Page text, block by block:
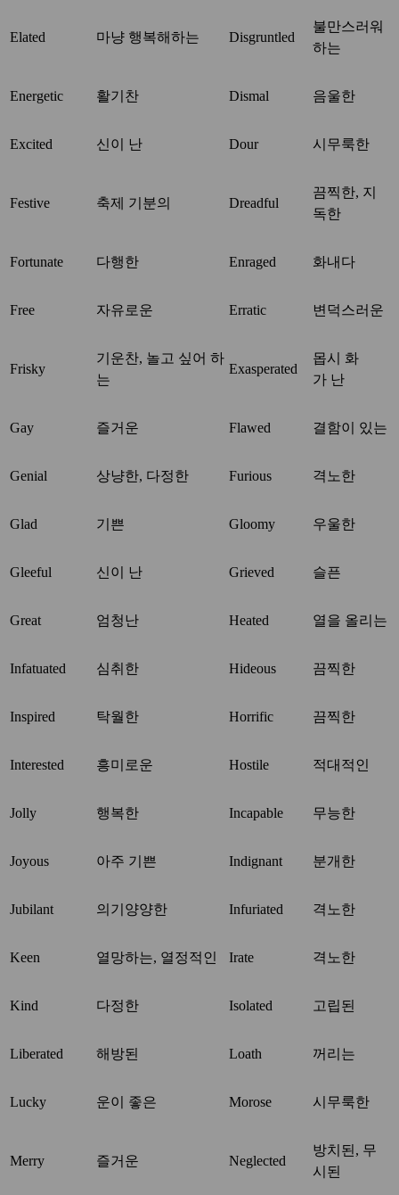
Elated 마냥 행복해하는 Disgruntled
불만스러워
하는
Energetic 활기찬 Dismal 음울한
Excited 신이 난 Dour 시무룩한
Festive 축제 기분의 Dreadful
끔찍한, 지
독한
Fortunate 다행한 Enraged 화내다
Free 자유로운 Erratic 변덕스러운
Frisky
기운찬, 놀고 싶어 하
는
Exasperated
몹시 화
가 난
Gay 즐거운 Flawed 결함이 있는
Genial 상냥한, 다정한 Furious 격노한
Glad 기쁜 Gloomy 우울한
Gleeful 신이 난 Grieved 슬픈
Great 엄청난 Heated 열을 올리는
Infatuated 심취한 Hideous 끔찍한
Inspired 탁월한 Horrific 끔찍한
Interested 흥미로운 Hostile 적대적인
Jolly 행복한 Incapable 무능한
Joyous 아주 기쁜 Indignant 분개한
Jubilant 의기양양한 Infuriated 격노한
Keen 열망하는, 열정적인 Irate 격노한
Kind 다정한 Isolated 고립된
Liberated 해방된 Loath 꺼리는
Lucky 운이 좋은 Morose 시무룩한
Merry 즐거운 Neglected
방치된, 무
시된